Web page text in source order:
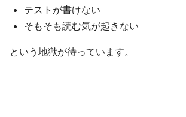
テストが書けない
そもそも読む気が起きない
という地獄が待っています。